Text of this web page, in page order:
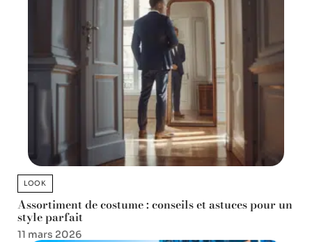
LOOK
Assortiment de costume : conseils et astuces pour un
style parfait
11 mars 2026